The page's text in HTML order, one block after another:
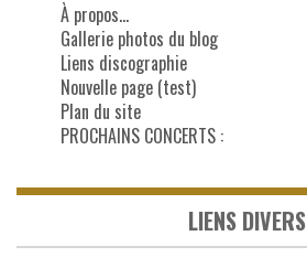
À propos…
Gallerie photos du blog
Liens discographie
Nouvelle page (test)
Plan du site
PROCHAINS CONCERTS :
LIENS DIVERS